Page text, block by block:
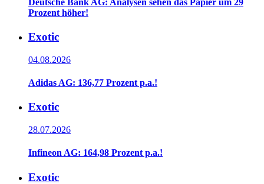
Prozent höher!
Exotic
04.08.2026
Adidas AG: 136,77 Prozent p.a.!
Exotic
28.07.2026
Infineon AG: 164,98 Prozent p.a.!
Exotic